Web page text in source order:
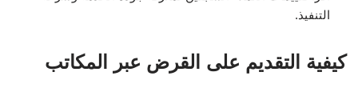
التنفيذ.
كيفية التقديم على القرض عبر المكاتب